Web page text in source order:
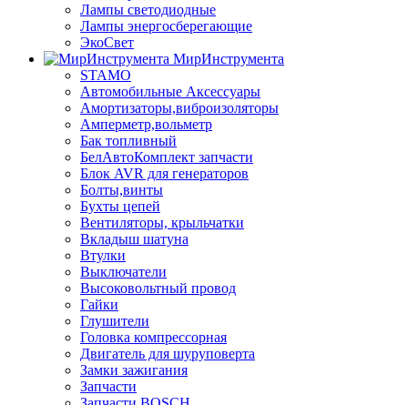
Лампы светодиодные
Лампы энергосберегающие
ЭкоСвет
МирИнструмента
STAMO
Автомобильные Аксессуары
Амортизаторы,виброизоляторы
Амперметр,вольметр
Бак топливный
БелАвтоКомплект запчасти
Блок AVR для генераторов
Болты,винты
Бухты цепей
Вентиляторы, крыльчатки
Вкладыш шатуна
Втулки
Выключатели
Высоковольтный провод
Гайки
Глушители
Головка компрессорная
Двигатель для шуруповерта
Замки зажигания
Запчасти